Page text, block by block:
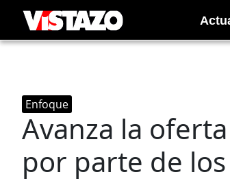
Enfoque
Avanza la
por parte de